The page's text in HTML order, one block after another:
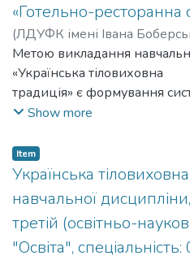
«Готельно-ресторанна
(ЛДУФК імені Івана
Sova, Andrii;Кафедра
Метою викладання
«Українська тіловиховна
традиція» є формування
українського тіловиховання
ст. Основна увага приділена
українському
половини ХХ ст., час коли
сформувалися основні
людського буття.
Show more
Item
Українська
навчальної
третій (освітньо-
"Освіта",